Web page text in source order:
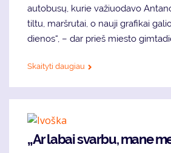
autobusų, kurie važiuodavo
tiltu, maršrutai, o nauji grafikai
dienos“, – dar prieš miesto
Skaityti daugiau
„Ar labai svarbu, mane